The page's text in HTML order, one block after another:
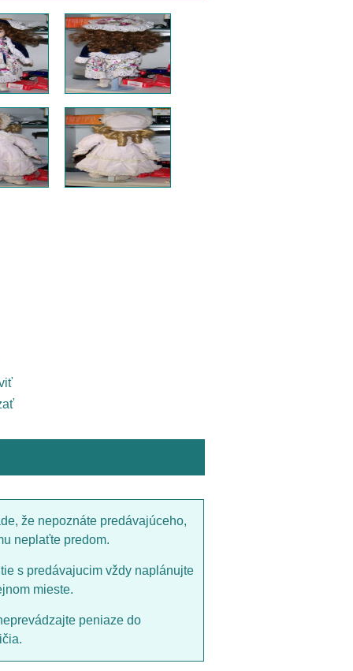
že nepoznáte predávajúceho,
neplaťte predom.
s predávajucim vždy naplánujte
mieste.
peniaze do